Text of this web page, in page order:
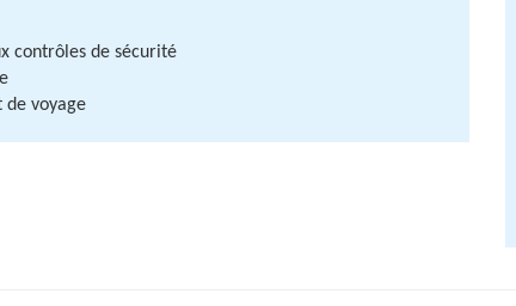
contrôles de sécurité
de voyage